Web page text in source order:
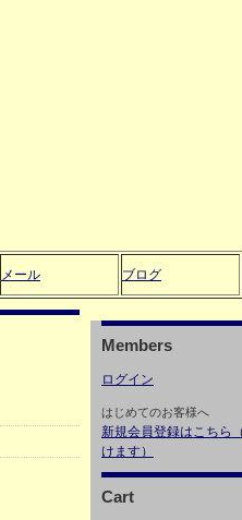
メール ブログ
Members
ログイン
はじめてのお客様へ
新規会員登録はこちら
けます）
Cart